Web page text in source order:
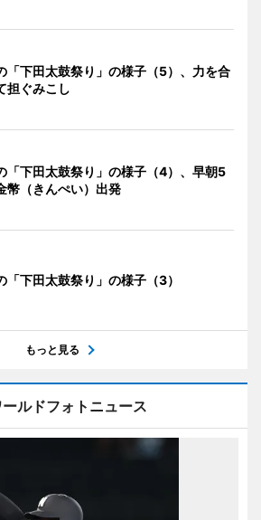
「下田太鼓祭り」の様子（5）、力を合
担ぐみこし
「下田太鼓祭り」の様子（4）、早朝5
幣（きんぺい）出発
「下田太鼓祭り」の様子（3）
もっと見る
ールドフォトニュース